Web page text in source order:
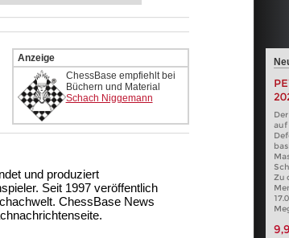
Anzeige
ChessBase empfiehlt bei
Büchern und Material
Schach Niggemann
und produziert
Seit 1997 veröffentlich
ChessBase News
auf
Zu